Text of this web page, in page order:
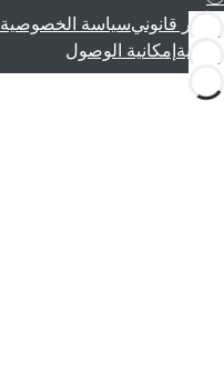
إشعار قانونيسياسة الخصوصية
قانونية إمكانية الوصول